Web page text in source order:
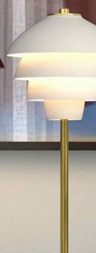
08 - 654 29 00
info@ljusbutik.se